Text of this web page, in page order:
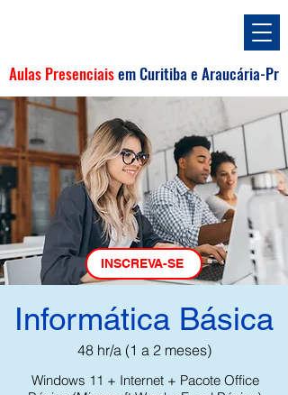
Aulas PresenciaisemCuritiba e Araucária-Pr
INSCREVA-SE
Informática Básica
48 hr/a (1 a 2 meses)
Windows 11 + Internet + Pacote Office